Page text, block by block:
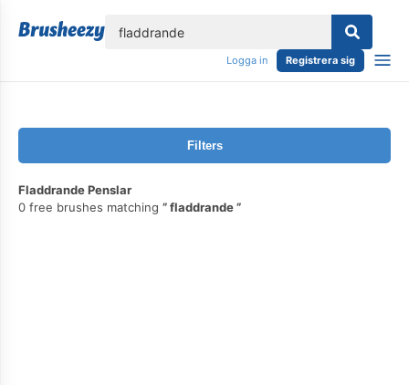
Logga in Registrera sig
Filters
Fladdrande Penslar
0 free brushes matching
fladdrande